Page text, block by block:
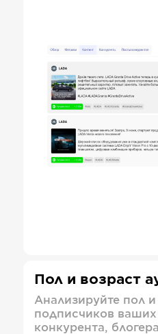
Пол и возраст
Анализируйте пол и
подписчиков ваших
конкурента,